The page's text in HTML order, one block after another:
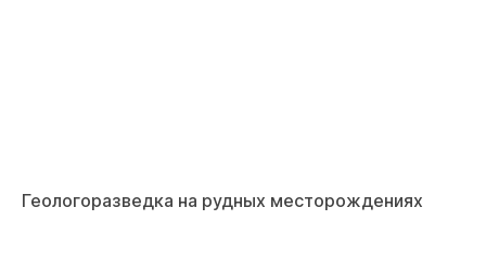
Геологоразведка на рудных месторождениях